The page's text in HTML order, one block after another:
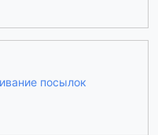
посылок